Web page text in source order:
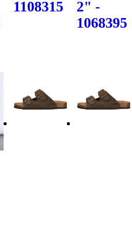
1108315
2" -
1068395